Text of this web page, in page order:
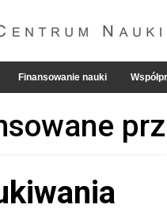
Finansowanie nauki